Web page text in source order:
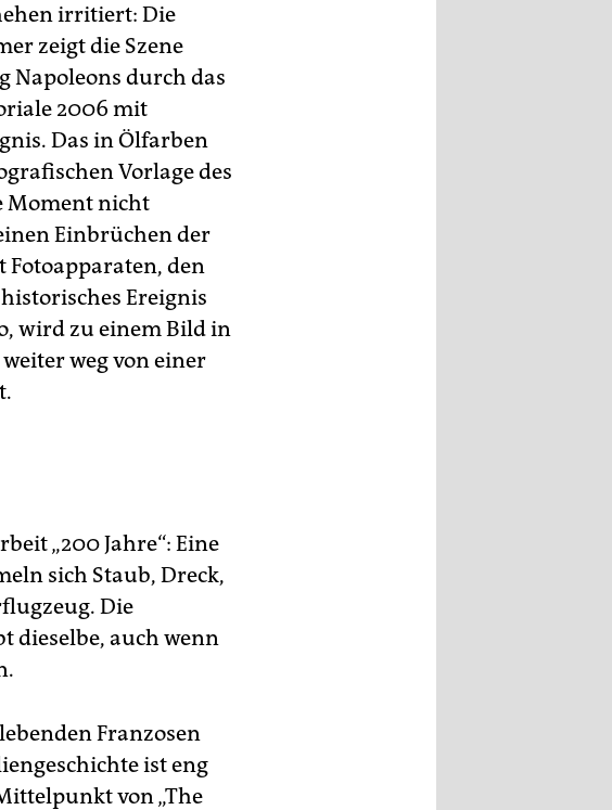
irritiert: Die
zeigt die Szene
Napoleons durch das
2006 mit
Das in Ölfarben
Vorlage des
Moment nicht
Einbrüchen der
den
Ereignis
wird zu einem Bild in
weg von einer
„200 Jahre“: Eine
sich Staub, Dreck,
Die
dieselbe, auch wenn
Franzosen
ist eng
von „The